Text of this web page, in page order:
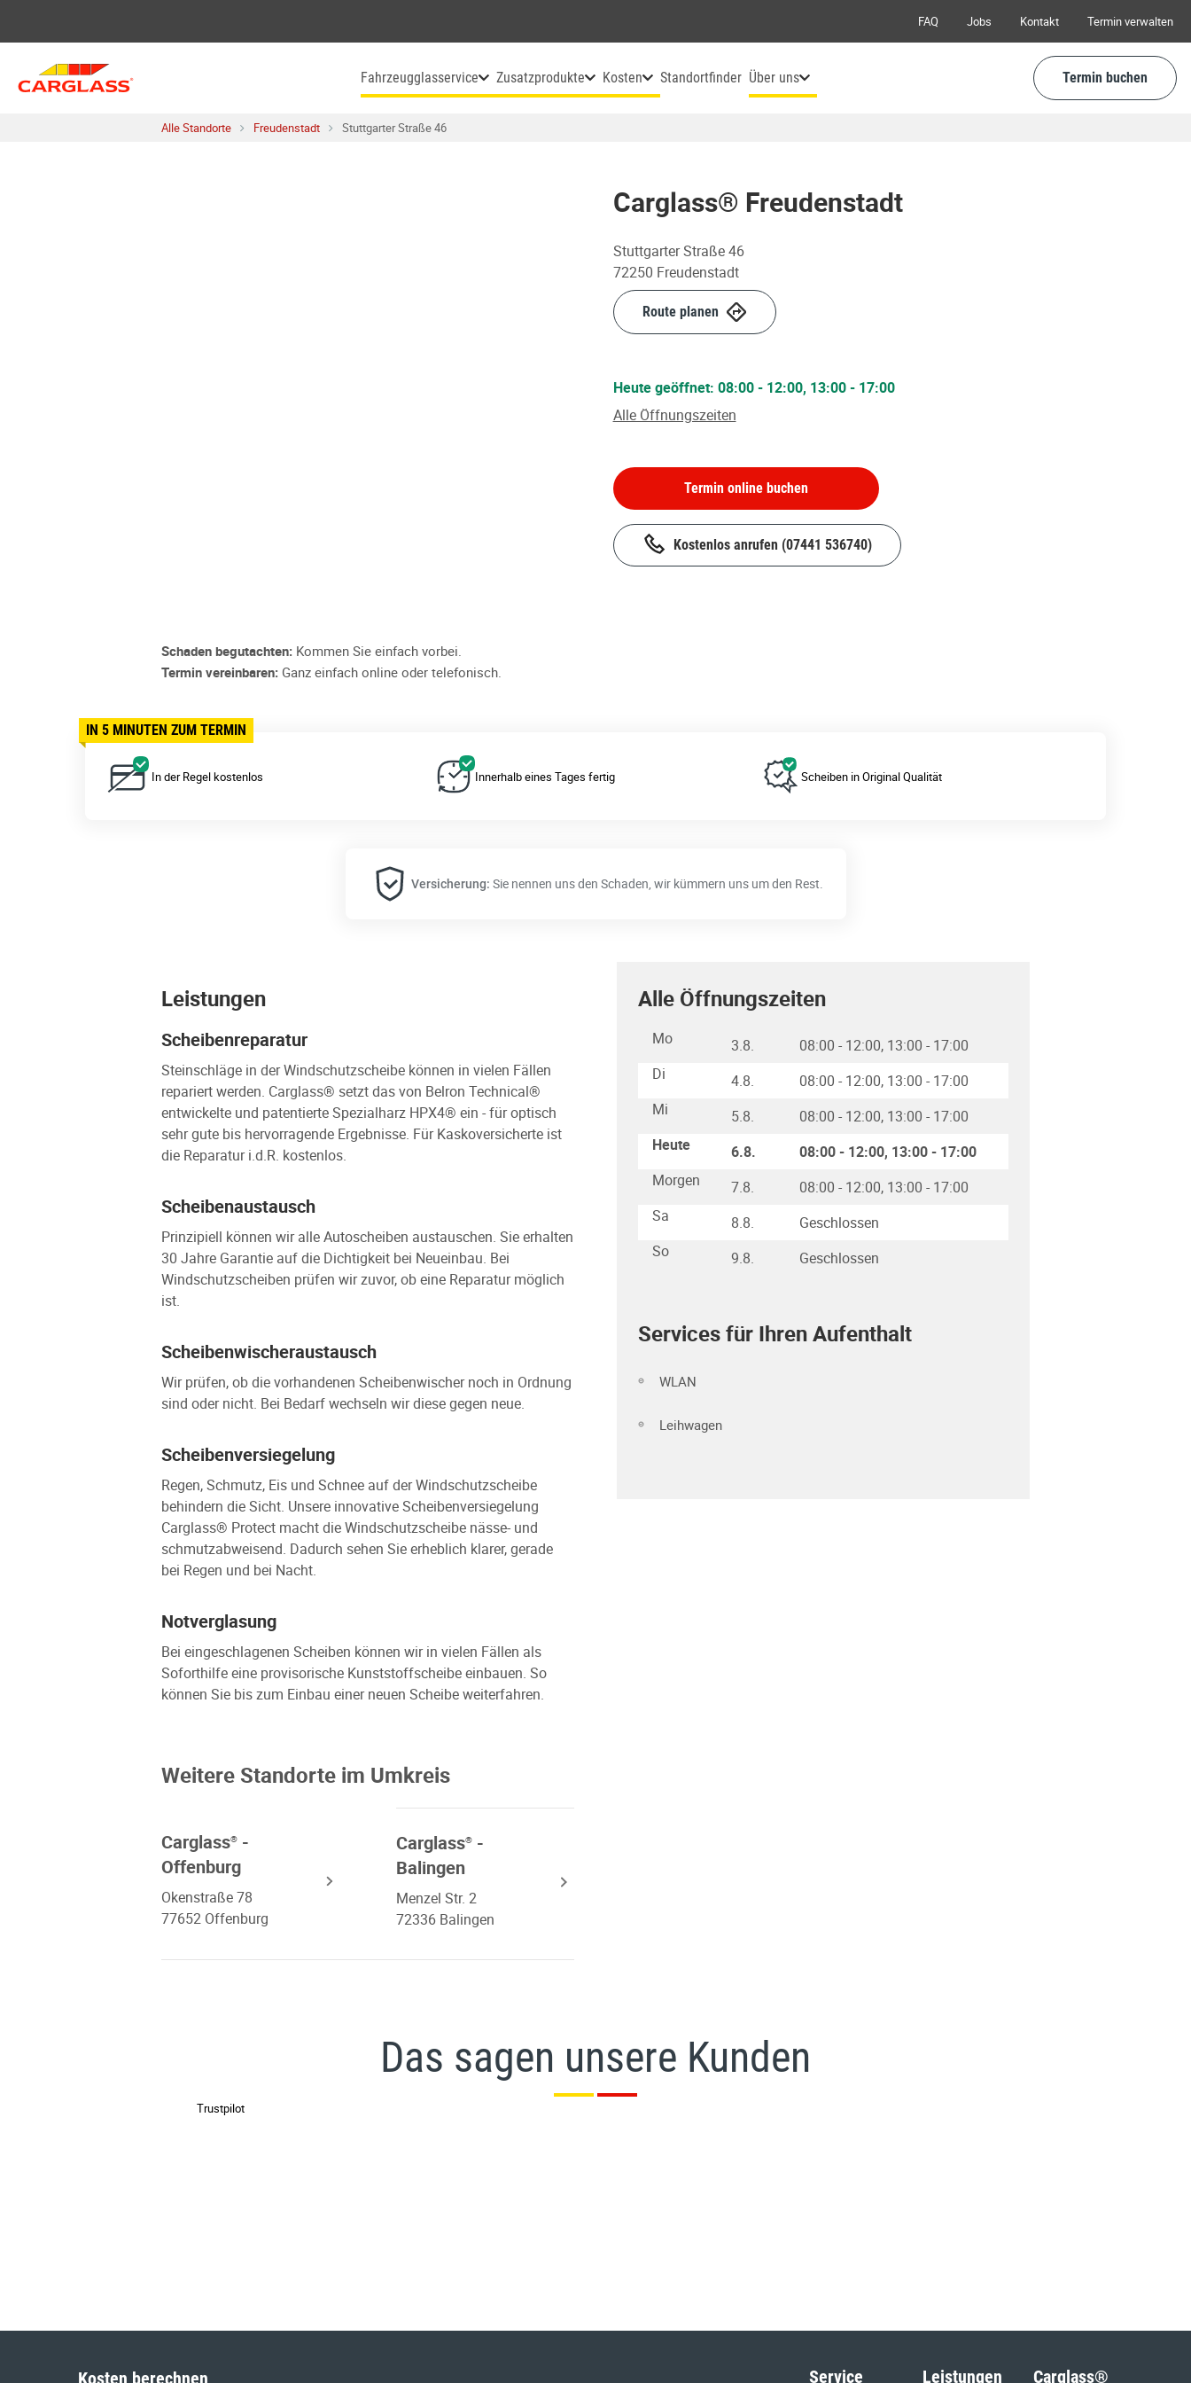
Termin verwalten
Kontakt
Jobs
FAQ
Fahrzeugglasservice Zusatzprodukte Kosten Standortfinder Über uns Termin buchen
Alle Standorte Freudenstadt Stuttgarter Straße 46
Carglass® Freudenstadt
Stuttgarter Straße 46
72250 Freudenstadt
Route planen
Heute geöffnet: 08:00- 12:00, 13:00- 17:00
Alle Öffnungszeiten
Termin online buchen
Kostenlos anrufen (07441 536740)
Schaden begutachten: Kommen Sie einfach vorbei.
Termin vereinbaren: Ganz einfach online oder telefonisch.
IN 5 MINUTEN ZUM TERMIN
In der Regel kostenlos Innerhalb eines Tages fertig Scheiben in Original Qualität
Versicherung: Sie nennen uns den Schaden, wir kümmern uns um den Rest.
Leistungen
Scheibenreparatur
Steinschläge in der Windschutzscheibe können in vielen Fällen
repariert werden. Carglass® setzt das von Belron Technical®
entwickelte und patentierte Spezialharz HPX4® ein - für optisch
sehr gute bis hervorragende Ergebnisse. Für Kaskoversicherte ist
die Reparatur i.d.R. kostenlos.
Scheibenaustausch
Prinzipiell können wir alle Autoscheiben austauschen. Sie erhalten
30 Jahre Garantie auf die Dichtigkeit bei Neueinbau. Bei
Windschutzscheiben prüfen wir zuvor, ob eine Reparatur möglich
ist.
Scheibenwischeraustausch
Wir prüfen, ob die vorhandenen Scheibenwischer noch in Ordnung
sind oder nicht. Bei Bedarf wechseln wir diese gegen neue.
Scheibenversiegelung
Regen, Schmutz, Eis und Schnee auf der Windschutzscheibe
behindern die Sicht. Unsere innovative Scheibenversiegelung
Carglass® Protect macht die Windschutzscheibe nässe- und
schmutzabweisend. Dadurch sehen Sie erheblich klarer, gerade
bei Regen und bei Nacht.
Notverglasung
Bei eingeschlagenen Scheiben können wir in vielen Fällen als
Soforthilfe eine provisorische Kunststoffscheibe einbauen. So
können Sie bis zum Einbau einer neuen Scheibe weiterfahren.
Weitere Standorte im Umkreis
Carglass® -
Offenburg
Okenstraße 78
77652 Offenburg
Carglass® -
Balingen
Menzel Str. 2
72336 Balingen
Alle Öffnungszeiten
Wochentag
Mo 3.8. 08:00 - 12:00 13:00 - 17:00
Di
4.8. 08:00 - 12:00 13:00 - 17:00
Mi
5.8. 08:00 - 12:00 13:00 - 17:00
Heute
6.8. 08:00- 12:00 13:00- 17:00
Morgen
7.8. 08:00 - 12:00 13:00 - 17:00
Sa
8.8.
Geschlossen
So
9.8. Geschlossen
Services für Ihren Aufenthalt
WLAN
Leihwagen
Das sagen unsere Kunden
Trustpilot
Kosten berechnen Service Leistungen Carglass®